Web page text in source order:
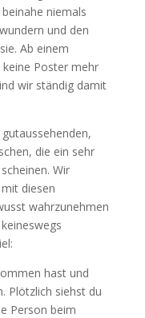
niemals
und den
Ab einem
keine Poster mehr
wir ständig damit
die ein sehr
Wir
diesen
wahrzunehmen
hast und
Plötzlich siehst du
Person beim